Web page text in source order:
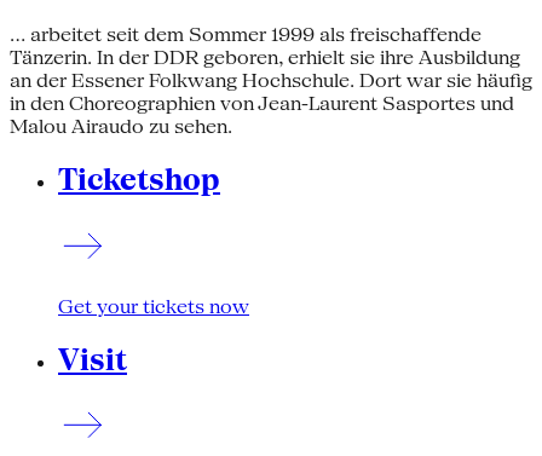
... arbeitet seit dem Sommer 1999 als freischaffende
Tänzerin. In der DDR geboren, erhielt sie ihre Ausbildung
an der Essener Folkwang Hochschule. Dort war sie häufig
in den Choreographien von Jean-Laurent Sasportes und
Malou Airaudo zu sehen.
Ticketshop
Get your tickets now
Visit